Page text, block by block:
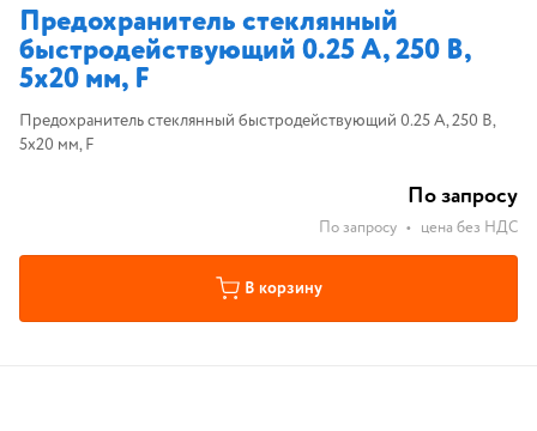
Предохранитель стеклянный
быстродействующий 0.25 А, 250 В,
5х20 мм, F
Предохранитель стеклянный быстродействующий 0.25 А, 250 В,
5х20 мм, F
По запросу
По запросу • цена без НДС
В корзину